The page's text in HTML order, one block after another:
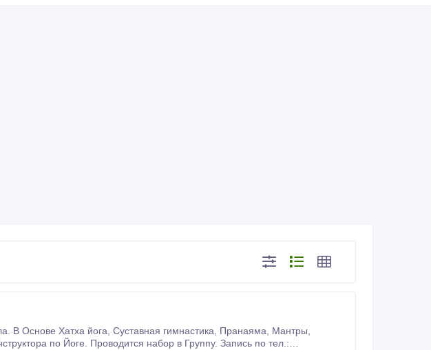
гимнастика, Пранаяма, Мантры,
по Йоге. Проводится набор в Группу. Запись по тел.: